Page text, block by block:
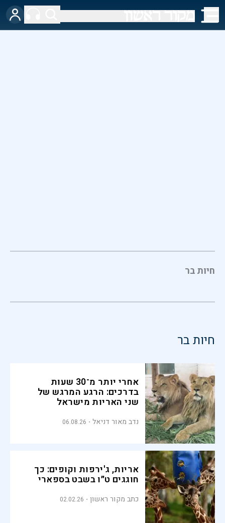
חיות בר
חיות בר
אחרי יותר מ־30 שעות
בדרכים: הרגע המרגש של
שני האריות מישראל
נדב מאור דניאל 06.08.26
אריות, ג'ירפות וקופים: כך
חוגגים ט״ו בשבט בספארי
כתב מקור ראשון 02.02.26